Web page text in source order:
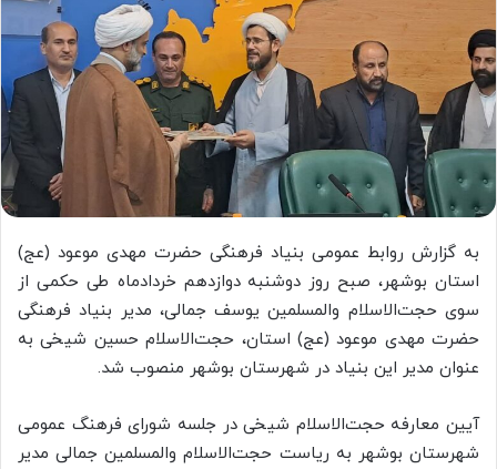
به گزارش روابط عمومی بنیاد فرهنگی حضرت مهدی موعود (عج)
استان بوشهر، صبح روز دوشنبه دوازدهم خردادماه طی حکمی از
سوی حجت‌الاسلام والمسلمین یوسف جمالی، مدیر بنیاد فرهنگی
حضرت مهدی موعود (عج) استان، حجت‌الاسلام حسین شیخی به
عنوان مدیر این بنیاد در شهرستان بوشهر منصوب شد.
آیین معارفه حجت‌الاسلام شیخی در جلسه شورای فرهنگ عمومی
شهرستان بوشهر به ریاست حجت‌الاسلام والمسلمین جمالی مدیر